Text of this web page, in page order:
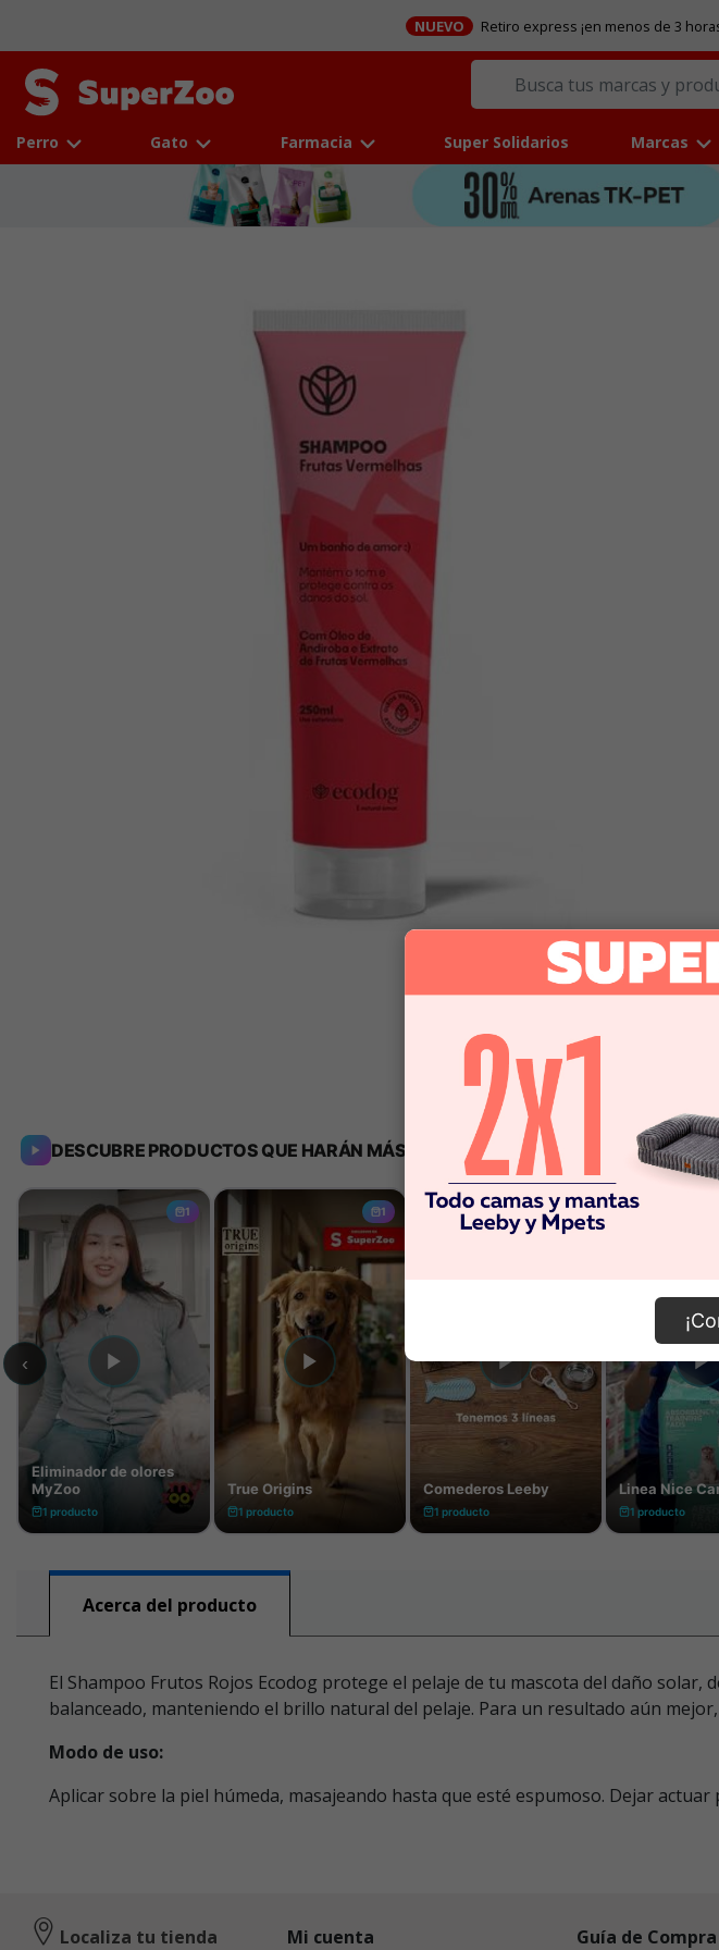
NUEVO Retiro express ¡en menos de 3
Perro Gato Farmacia Super Solidarios Marcas
Acerca del producto
El Shampoo Frutos Rojos Ecodog protege el pelaje de tu mascota del daño
balanceado, manteniendo el brillo natural del pelaje. Para un resultado aún
Modo de uso:
Aplicar sobre la piel húmeda, masajeando hasta que esté espumoso. Dejar
Localiza tu tienda Mi cuenta Guía de Compra